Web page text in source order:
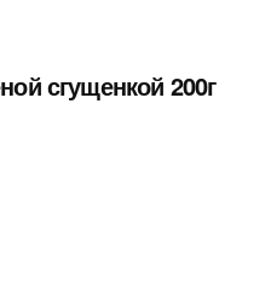
сгущенкой 200г